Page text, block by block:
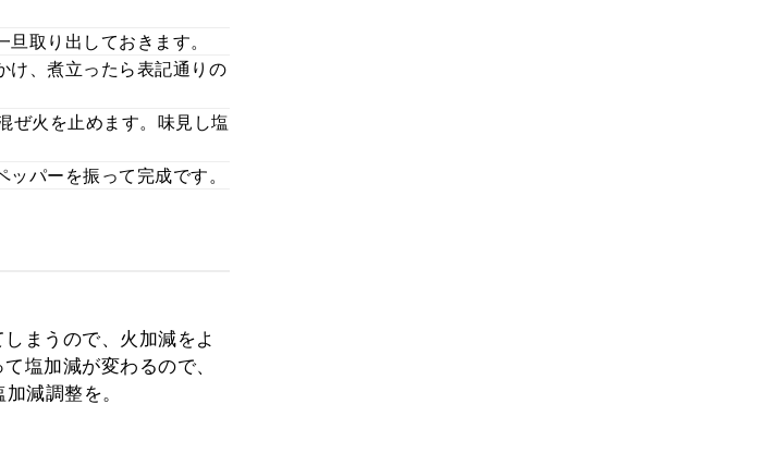
取り出しておきます。
け、煮立ったら表記通りの
ぜ火を止めます。味見し塩
パーを振って完成です。
まうので、火加減をよ
塩加減が変わるので、
減調整を。